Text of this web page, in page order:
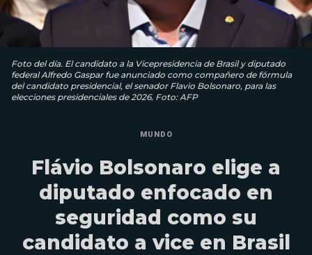
Foto del día. El candidato a la Vicepresidencia de Brasil y diputado
federal Alfredo Gaspar fue anunciado como compañero de fórmula
del candidato presidencial, el senador Flavio Bolsonaro, para las
elecciones presidenciales de 2026. Foto: AFP
MUNDO
Flávio Bolsonaro elige a
diputado enfocado en
seguridad como su
candidato a vice en Brasil